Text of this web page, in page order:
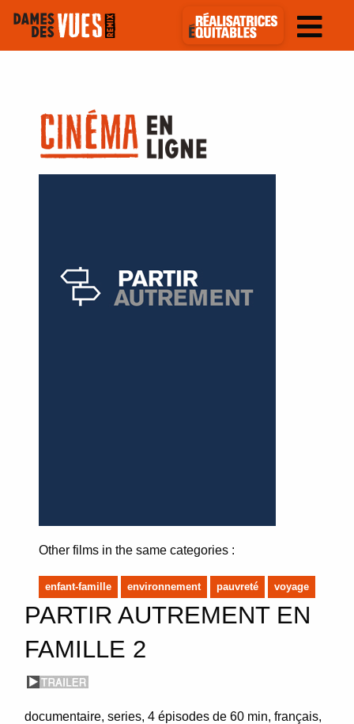
Other films in the same categories :
enfant-famille environnement pauvreté voyage
PARTIR AUTREMENT EN
FAMILLE 2
documentaire series 4 épisodes de 60 min français